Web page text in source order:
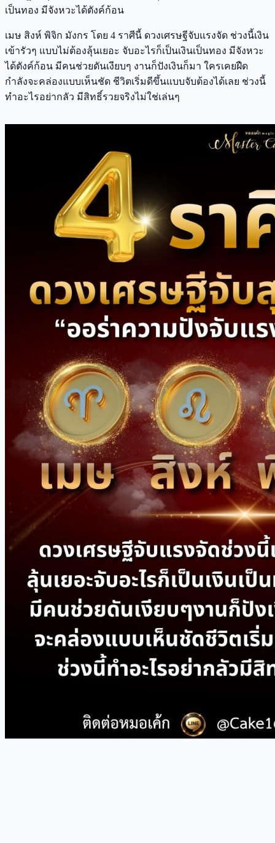
เป็นทอง มีจังหวะได้ตังค์ก้อน
เมษ สิงห์ พิจิก มังกร โดย 4 ราศีนี้ ดวงเศรษฐีจับแรงจัด ช่วงนี้เงิน
เข้ารัวๆ แบบไม่ต้องลุ้นเยอะ จับอะไรก็เป็นเงินเป็นทอง มีจังหวะ
ได้ตังค์ก้อน มีคนช่วยดันเงียบๆ งานก็ปังเงินก็มา ใครเคยฝืด
กำลังจะคล่องแบบเห็นชัด ชีวิตเริ่มดีขึ้นแบบจับต้องได้เลย ช่วงนี้
ทำอะไรอย่ากลัว มีสิทธิ์รวยจริงไม่ใช่เล่นๆ